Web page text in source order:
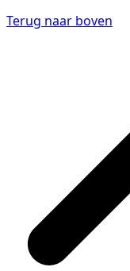
Terug naar boven